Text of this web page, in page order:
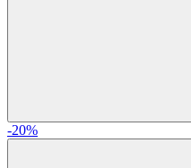
-20%